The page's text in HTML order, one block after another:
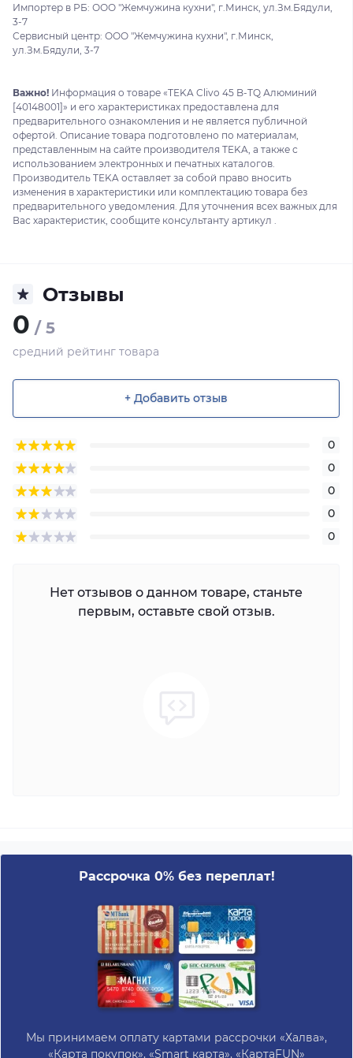
Импортер в РБ: ООО "Жемчужина кухни", г.Минск, ул.Зм.Бядули,
3-7
Сервисный центр: ООО "Жемчужина кухни", г.Минск,
ул.Зм.Бядули, 3-7
Важно! Информация о товаре «TEKA Clivo 45 B-TQ Алюминий
[40148001]» и его характеристиках предоставлена для
предварительного ознакомления и не является публичной
офертой. Описание товара подготовлено по материалам,
представленным на сайте производителя TEKA, а также с
использованием электронных и печатных каталогов.
Производитель TEKA оставляет за собой право вносить
изменения в характеристики или комплектацию товара без
предварительного уведомления. Для уточнения всех важных для
Вас характеристик, сообщите консультанту артикул .
Отзывы
0 / 5
средний рейтинг товара
+ Добавить отзыв
0
0
0
0
0
Нет отзывов о данном товаре, станьте
первым, оставьте свой отзыв.
Рассрочка 0% без переплат!
Мы принимаем оплату картами рассрочки «Халва»,
«Карта покупок», «Smart карта», «КартаFUN»